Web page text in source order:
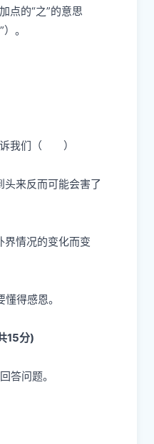
点的“之”的意思
。
诉我们（ ）
来反而可能会害了
界情况的变化而变
得感恩。
15分)
答问题。